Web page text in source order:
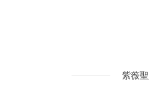
紫薇